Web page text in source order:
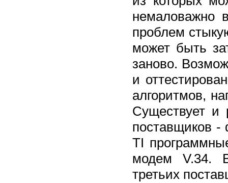
немаловажно
проблем
может быть
заново.
и
алгоритмов,
Существует и
поставщиков
TI
модем V.34.
третьих